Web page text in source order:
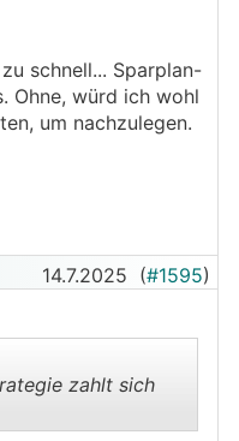
schnell... Sparplan-
Ohne, würd ich wohl
um nachzulegen.
14.7.2025 (#1595)
zahlt sich